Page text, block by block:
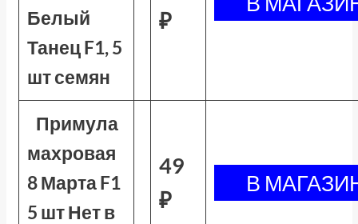
Белый
Танец F1, 5
шт семян
₽
Примула
махровая
8 Марта F1
5 шт Нет в
49
₽